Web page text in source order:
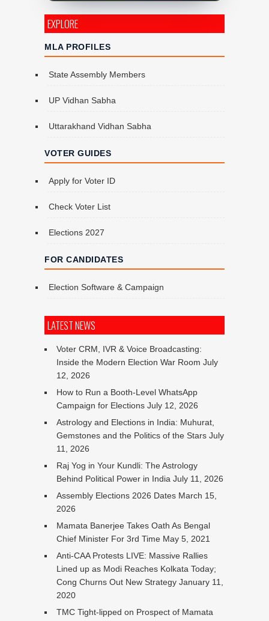
EXPLORE
MLA PROFILES
State Assembly Members
UP Vidhan Sabha
Uttarakhand Vidhan Sabha
VOTER GUIDES
Apply for Voter ID
Check Voter List
Elections 2027
FOR CANDIDATES
Election Software & Campaign
LATEST NEWS
Voter CRM, IVR & Voice Broadcasting:
Inside the Modern Election War Room July
12, 2026
How to Run a Booth-Level WhatsApp
Campaign for Elections July 12, 2026
Astrology and Elections in India: Muhurat,
Gemstones and the Politics of the Stars July
11, 2026
Raj Yog in Your Kundli: The Astrology
Behind Political Power in India July 11, 2026
Assembly Elections 2026 Dates March 15,
2026
Mamata Banerjee Takes Oath As Bengal
Chief Minister For 3rd Time May 5, 2021
Anti-CAA Protests LIVE: Massive Rallies
Lined up as Modi Reaches Kolkata Today;
Cong Churns Out New Strategy January 11,
2020
TMC Tight-lipped on Prospect of Mamata